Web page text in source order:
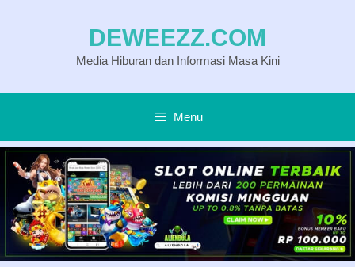
DEWEEZZ.COM
Media Hiburan dan Informasi Masa Kini
Menu